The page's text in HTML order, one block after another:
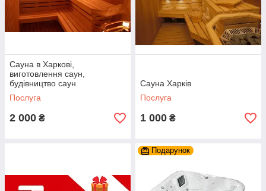
Сауна в Харкові,
виготовлення саун,
будівництво саун
Послуга
2 000 ₴
Сауна Харків
Послуга
1 000 ₴
Подарунок